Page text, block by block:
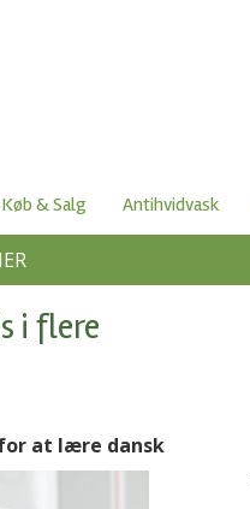
Køb & Salg Antihvidvask
i flere
at lære dansk